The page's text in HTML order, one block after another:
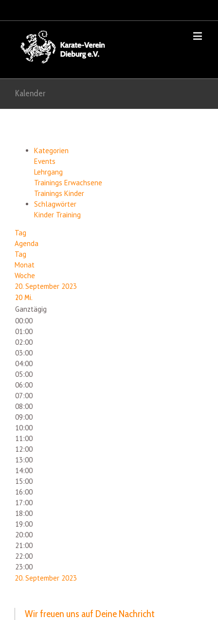
Kalender
Kategorien
Events
Lehrgang
Trainings Erwachsene
Trainings Kinder
Schlagwörter
Kinder Training
Tag
Agenda
Tag
Monat
Woche
20. September 2023
20 Mi.
Ganztägig
00:00
01:00
02:00
03:00
04:00
05:00
06:00
07:00
08:00
09:00
10:00
11:00
12:00
13:00
14:00
15:00
16:00
17:00
18:00
19:00
20:00
21:00
22:00
23:00
20. September 2023
Wir freuen uns auf Deine Nachricht